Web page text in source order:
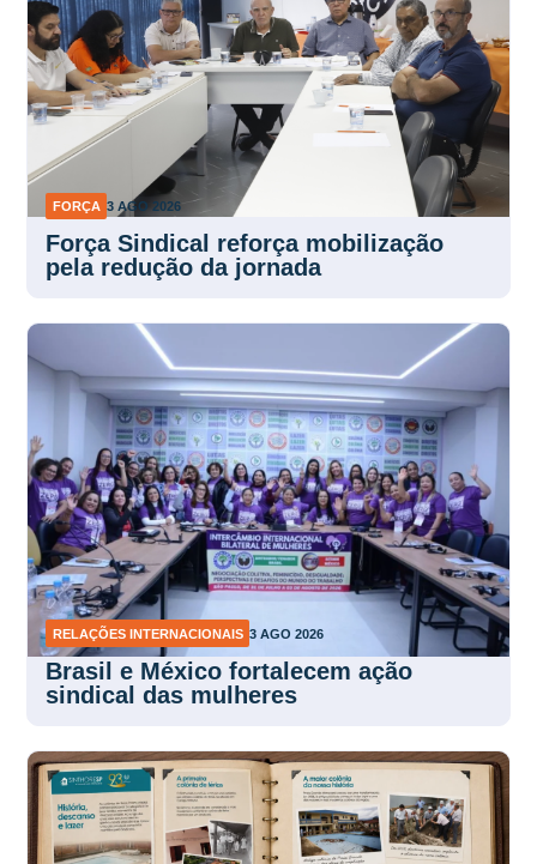
FORÇA 3 AGO 2026
Força Sindical reforça mobilização
pela redução da jornada
RELAÇÕES INTERNACIONAIS 3 AGO 2026
Brasil e México fortalecem ação
sindical das mulheres